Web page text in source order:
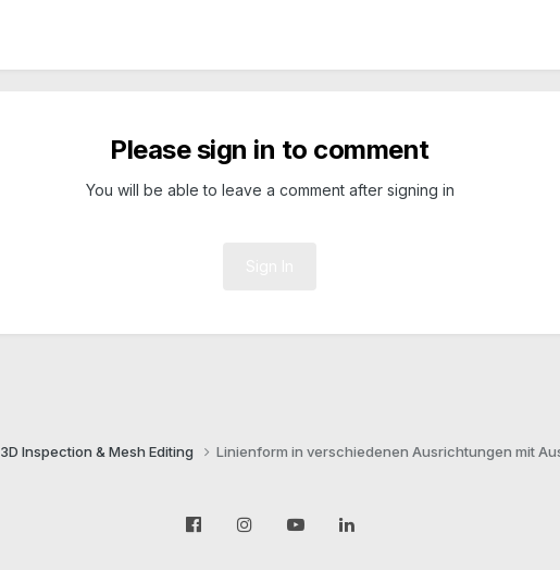
Please sign in to comment
You will be able to leave a comment after signing in
3D Inspection & Mesh Editing​ Linienform in verschiedenen Ausrichtungen mit